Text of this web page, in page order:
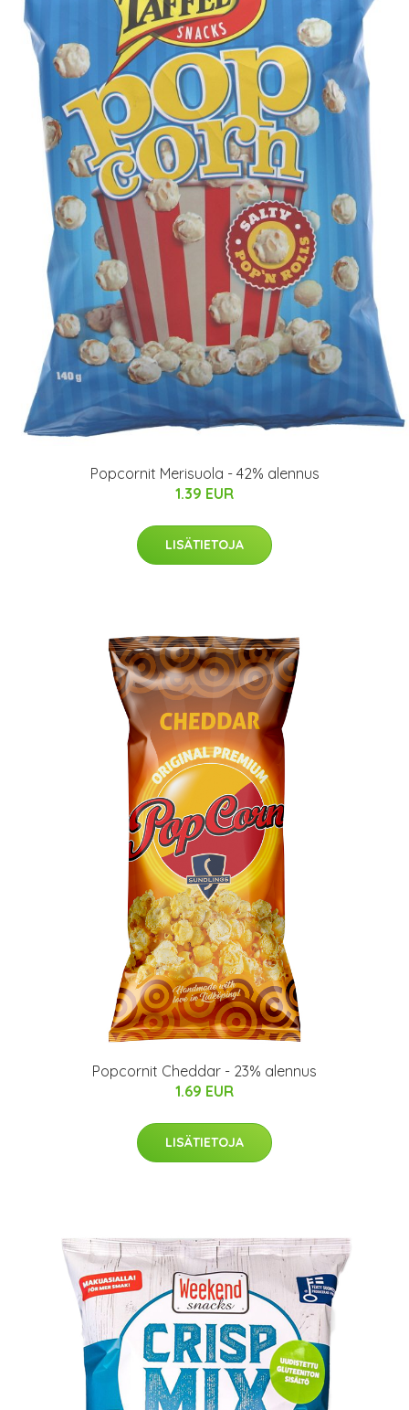
Popcornit Merisuola - 42% alennus
1.39 EUR
LISÄTIETOJA
Popcornit Cheddar - 23% alennus
1.69 EUR
LISÄTIETOJA